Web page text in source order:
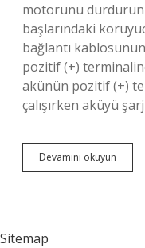
motorunu durdurun
başlarındaki
bağlantı
pozitif (+)
akünün pozitif (+)
çalışırken aküyü
Devamını okuyun
Ne
Sitemap